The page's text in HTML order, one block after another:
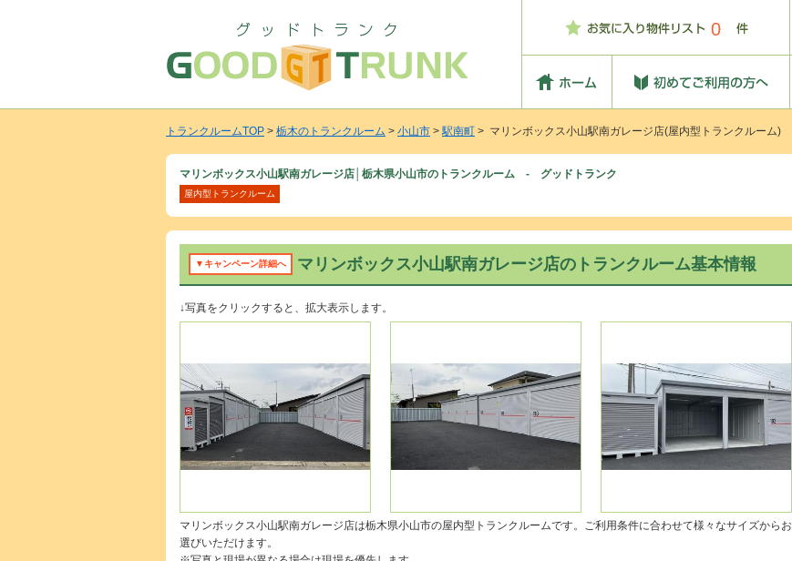
0
トランクルームTOP > 栃木のトランクルーム > 小山市 >駅南町 > マリンボックス小山駅南ガレージ店(屋内型トランクルーム)
マリンボックス小山駅南ガレージ店│栃木県小山市のトランクルーム - グッドトランク
屋内型トランクルーム
▼キャンペーン詳細へ マリンボックス小山駅南ガレージ店のトランクルーム基本情報
↓写真をクリックすると、拡大表示します。
マリンボックス小山駅南ガレージ店は栃木県小山市の屋内型トランクルームです。ご利用条件に合わせて様々なサイズからお
選びいただけます。